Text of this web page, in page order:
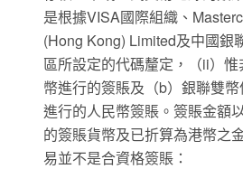
是根據VISA國際組織、
(Hong Kong) Limited及中國銀
區所設定的代碼釐定，（ii）
幣進行的簽賬及（b）銀聯雙
進行的人民幣簽賬。簽賬金額
的簽賬貨幣及已折算為港幣之
易並不是合資格簽賬：